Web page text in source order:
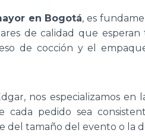
en Bogotá, es
de calidad que esperan
de cocción y el
nos especializamos
cada pedido sea
del tamaño del evento o la